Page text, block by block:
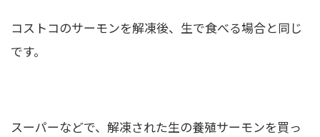
コストコのサーモンを解凍後、生で食べる場合と同じ
です。
スーパーなどで、解凍された生の養殖サーモンを買っ